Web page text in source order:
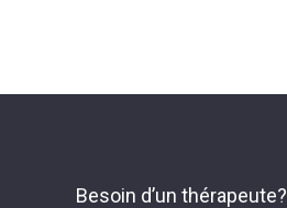
Besoin d’un thérapeute?